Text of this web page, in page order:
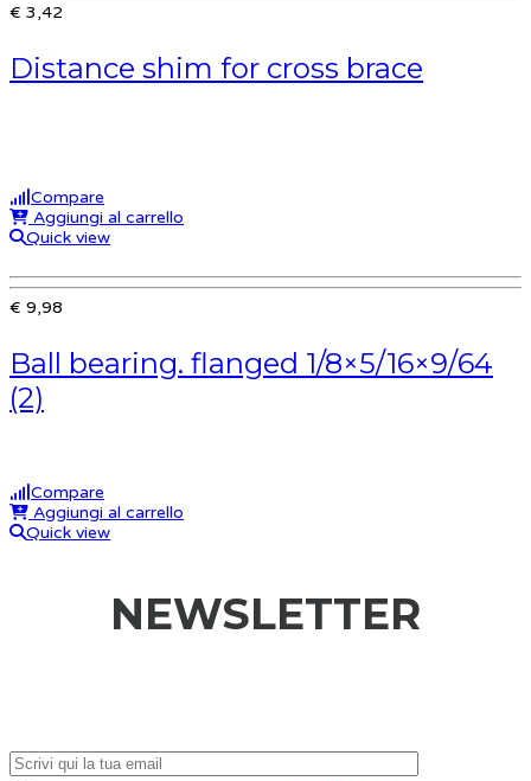
€ 3,42
Distance shim for cross brace
Compare
Aggiungi al carrello
Quick view
€ 9,98
Ball bearing. flanged 1/8×5/16×9/64
(2)
Compare
Aggiungi al carrello
Quick view
NEWSLETTER